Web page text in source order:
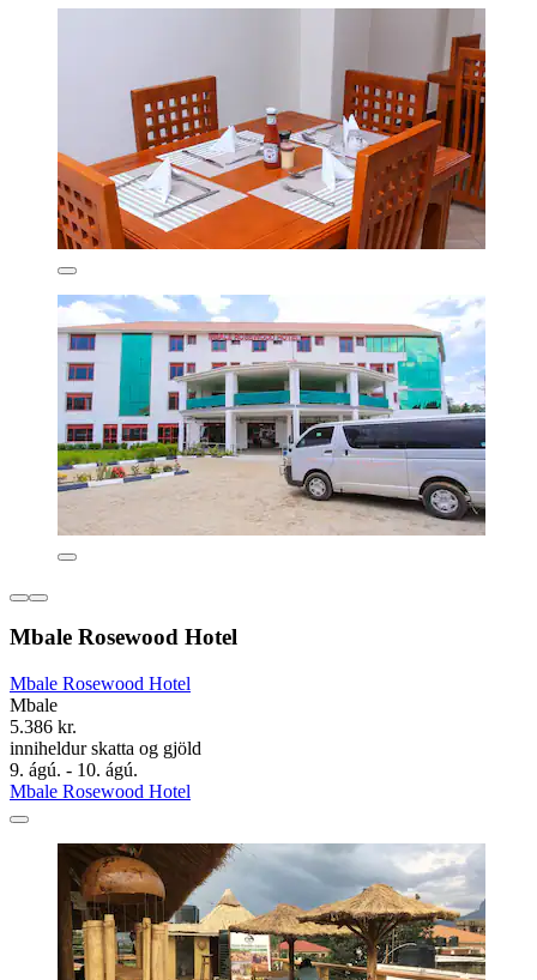
Mbale Rosewood Hotel
Mbale Rosewood Hotel
Mbale
5.386 kr.
inniheldur skatta og gjöld
9. ágú. - 10. ágú.
Mbale Rosewood Hotel